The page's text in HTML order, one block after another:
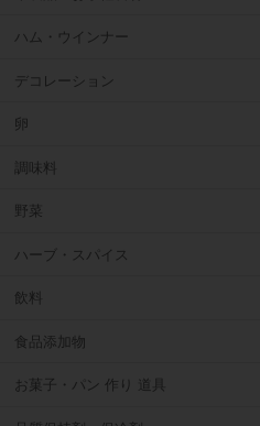
ハム・ウインナー
デコレーション
卵
調味料
野菜
ハーブ・スパイス
飲料
食品添加物
お菓子・パン 作り 道具